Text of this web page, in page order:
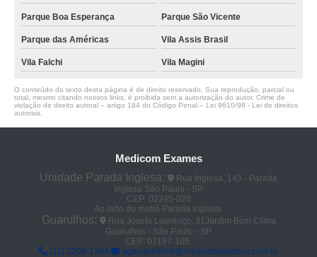
Parque Boa Esperança Parque São Vicente
Parque das Américas Vila Assis Brasil
Vila Falchi Vila Magini
O conteúdo do texto desta página é de direito reservado. Sua reprodução, parcial ou
total, mesmo citando nossos links, é proibida sem a autorização do autor. Crime de
violação de direito autoral – artigo 184 do Código Penal – Lei 9610/98 - Lei de direitos
autorais
Medicom Exames
Unidade Parada Inglesa:
Rua Inglesa, 143 - Parada
Inglesa São Paulo - SP
CEP: 02245-020
Ao lado do metrô Parada Inglesa.
Guarulhos:
Rua Josefa Lourenço, 31Jardim Bom Clima
Guarulhos - São Paulo - SP
CEP: 07197-105.
(11) 2206-1364
agendamento@medicomexames.com.br